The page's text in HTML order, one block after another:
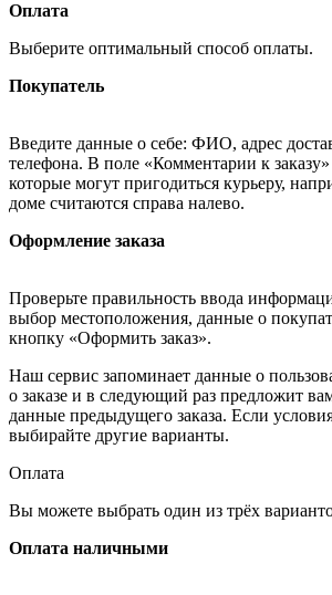
Оплата
Выберите оптимальный способ оплаты.
Покупатель
Введите данные о себе: ФИО, адрес
телефона. В поле «Комментарии к заказу»
которые могут пригодиться курьеру,
доме считаются справа налево.
Оформление заказа
Проверьте правильность ввода
выбор местоположения, данные о
кнопку «Оформить заказ».
Наш сервис запоминает данные о
о заказе и в следующий раз предложит
данные предыдущего заказа. Если
выбирайте другие варианты.
Оплата
Вы можете выбрать один из трёх
Оплата наличными